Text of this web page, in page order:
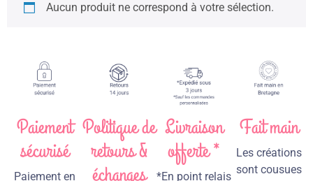
Aucun produit ne correspond à votre sélection.
Paiement
sécurisé
Paiement en
Politique de
retours &
échanges
Livraison
offerte *
*En point relais
Fait main
Les créations
sont cousues